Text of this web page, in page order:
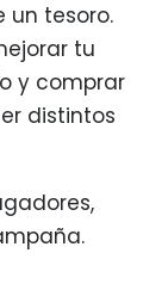
un tesoro.
tu
y comprar
distintos